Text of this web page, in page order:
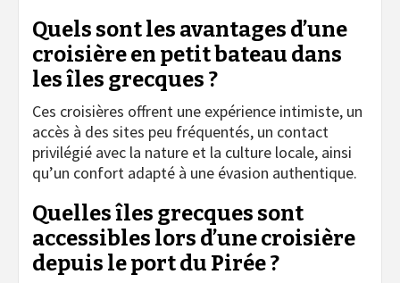
Quels sont les avantages d’une
croisière en petit bateau dans
les îles grecques ?
Ces croisières offrent une expérience intimiste, un
accès à des sites peu fréquentés, un contact
privilégié avec la nature et la culture locale, ainsi
qu’un confort adapté à une évasion authentique.
Quelles îles grecques sont
accessibles lors d’une croisière
depuis le port du Pirée ?